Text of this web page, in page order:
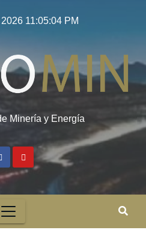
11:05:05 PM
Minería y Energía